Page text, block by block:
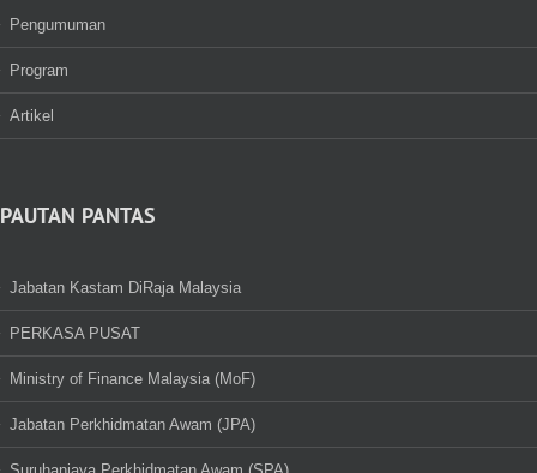
Pengumuman
Program
Artikel
PAUTAN PANTAS
Jabatan Kastam DiRaja Malaysia
PERKASA PUSAT
Ministry of Finance Malaysia (MoF)
Jabatan Perkhidmatan Awam (JPA)